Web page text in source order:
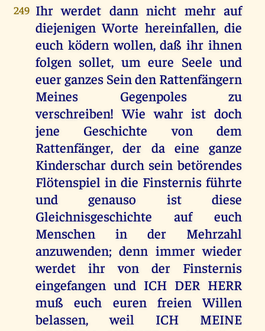
249 Ihr werdet dann nicht mehr auf
diejenigen Worte hereinfallen, die
euch ködern wollen, daß ihr ihnen
folgen sollet, um eure Seele und
euer ganzes Sein den Rattenfängern
Meines Gegenpoles zu
verschreiben! Wie wahr ist doch
jene Geschichte von dem
Rattenfänger, der da eine ganze
Kinderschar durch sein betörendes
Flötenspiel in die Finsternis führte
und genauso ist diese
Gleichnisgeschichte auf euch
Menschen in der Mehrzahl
anzuwenden; denn immer wieder
werdet ihr von der Finsternis
eingefangen und ICH DER HERR
muß euch euren freien Willen
belassen, weil ICH MEINE